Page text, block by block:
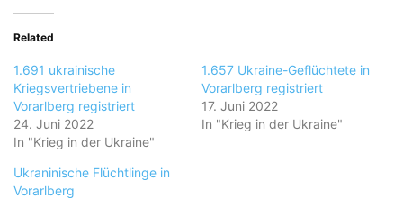
Related
1.691 ukrainische
Kriegsvertriebene in
Vorarlberg registriert
24. Juni 2022
In "Krieg in der Ukraine"
1.657 Ukraine-Geflüchtete in
Vorarlberg registriert
17. Juni 2022
In "Krieg in der Ukraine"
Ukraninische Flüchtlinge in
Vorarlberg